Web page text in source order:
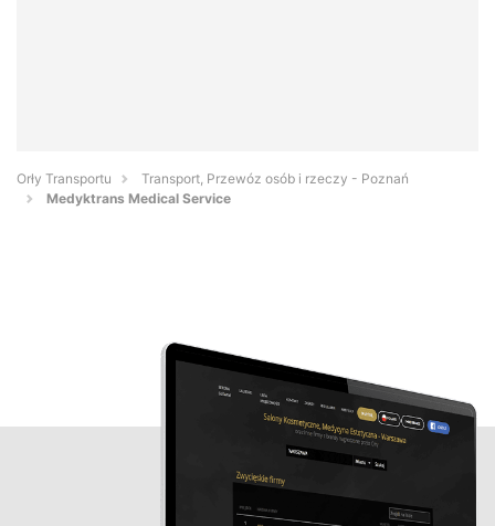
Orły Transportu
Transport, Przewóz osób i rzeczy - Poznań
Medyktrans Medical Service